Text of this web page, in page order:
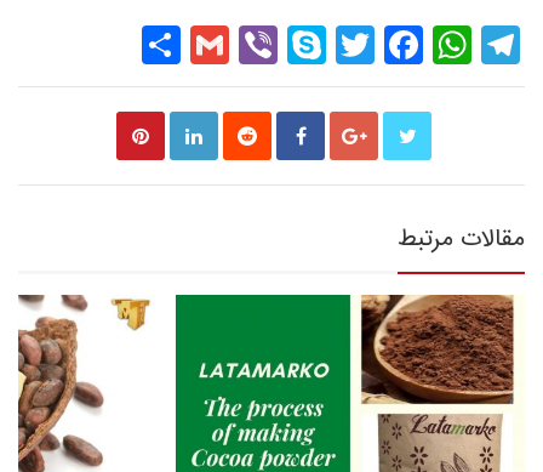
Telegram
WhatsApp
Facebook
Twitter
Skype
Viber
Gmail
مقالات مرتبط